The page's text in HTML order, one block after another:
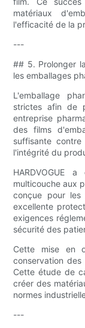
matériaux
l'efficacité de la
---
## 5. Prolonger
les emballages
L'emballage
strictes afin de
entreprise
des films
suffisante
l'intégrité du
HARDVOGUE
multicouche aux
conçue pour les
excellente
exigences
sécurité des
Cette mise en
conservation
Cette étude de
créer des
normes
---